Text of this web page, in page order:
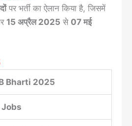
पर भर्ती का ऐलान किया है, जिसमें
15 अप्रैल 2025 से 07 मई
Bharti 2025